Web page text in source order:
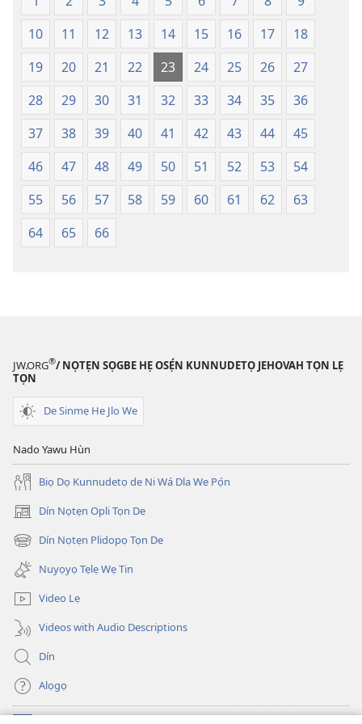
Aihọn
Yọyọ
Tọn
(Zinjẹgbonu
2015
Tọn)
Aihọn
Yọyọ
Tọn
(Zinjẹgbonu
2015
Tọn)
10
11 12 13 14 15 16 17
18
19
20 21 22 23 24 25 26
27
28
29 30 31 32 33 34 35
36
37
38 39 40 41 42 43 44
45
46
47 48 49 50 51 52 53
54
55
56 57 58 59 60 61 62
63
64
65 66
JW.ORG®/ NỌTẸN SỌGBE HẸ OSẸ́N KUNNUDETỌ JEHOVAH TỌN LẸ
TỌN
De Sinmẹ He Jlo We
Nado Yawu Hùn
Biọ Dọ Kunnudetọ de Ni Wá Dla We Pọ́n
Dín Nọtẹn Opli Tọn De
(opens
new
window)
Dín Nọtẹn Plidopọ Tọn De
(opens
new
window)
Nuyọyọ Tẹlẹ Wẹ Tin
Video Lẹ
Videos with Audio Descriptions
Dín
Alọgọ